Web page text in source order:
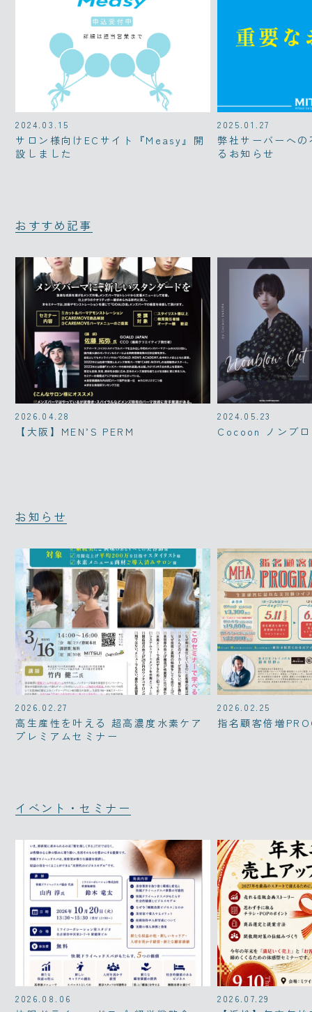
2024.03.15
サロン様向けECサイト『Measy』開
設しました
2025.01.27
弊社サーバーへ
るお知らせ
おすすめ記事
2026.04.28
【大阪】MEN’S PERM
2024.05.23
Cocoon ノンブ
お知らせ
2026.02.27
高生産性を叶える 超高濃度水素ケア
プレミアムセミナー
2026.02.25
指名顧客倍増
イベント・セミナー
2026.08.06 2026.07.29